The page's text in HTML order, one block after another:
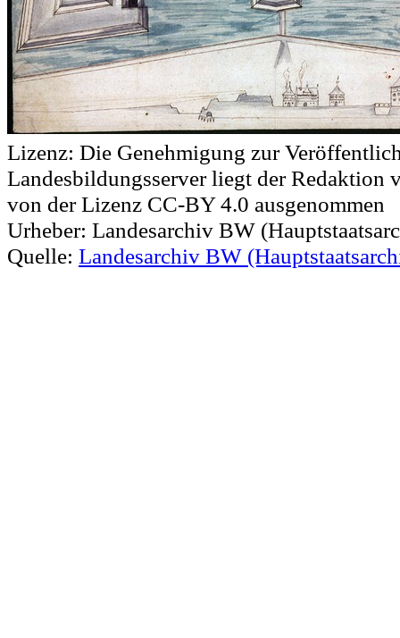
Lizenz: Die Genehmigung zur
Landesbildungsserver liegt der Redaktion
von der Lizenz CC-BY 4.0 ausgenommen
Urheber: Landesarchiv BW
Quelle: Landesarchiv BW